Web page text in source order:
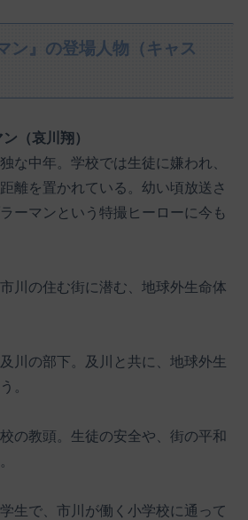
ン』の登場人物（キャス
（哀川翔）
な中年。学校では生徒に嫌われ、
離を置かれている。幼い頃放送さ
ーマンという特撮ヒーローに今も
川の住む街に潜む、地球外生命体
川の部下。及川と共に、地球外生
。
の教頭。生徒の安全や、街の平和
生で、市川が働く小学校に通って